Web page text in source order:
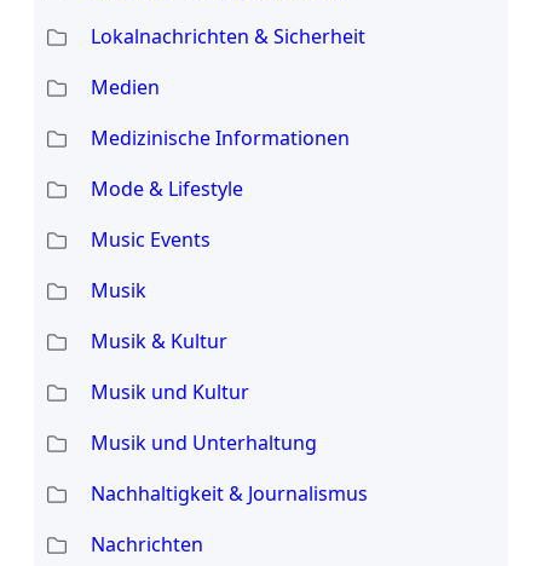
Lokalnachrichten & Sicherheit
Medien
Medizinische Informationen
Mode & Lifestyle
Music Events
Musik
Musik & Kultur
Musik und Kultur
Musik und Unterhaltung
Nachhaltigkeit & Journalismus
Nachrichten